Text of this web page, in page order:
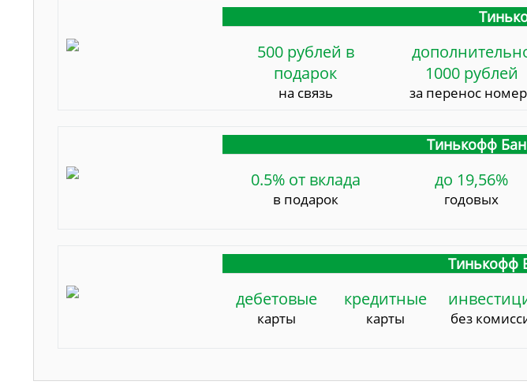
500 рублей в
подарок
на связь
1000 рублей
за перенос
Тинькофф
0.5% от вклада
в подарок
до 19,56%
годовых
Тинькофф
дебетовые
карты
кредитные
карты без